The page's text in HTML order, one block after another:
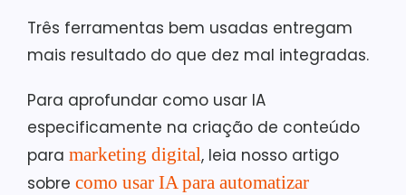
Três ferramentas bem usadas entregam
mais resultado do que dez mal integradas.
Para aprofundar como usar IA
especificamente na criação de conteúdo
para marketing digital, leia nosso artigo
sobre como usar IA para automatizar